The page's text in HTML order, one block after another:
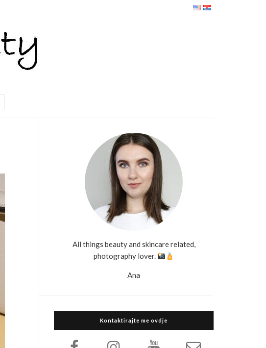
All things beauty and skincare related,
photography lover.
Ana
Kontaktirajte me ovdje